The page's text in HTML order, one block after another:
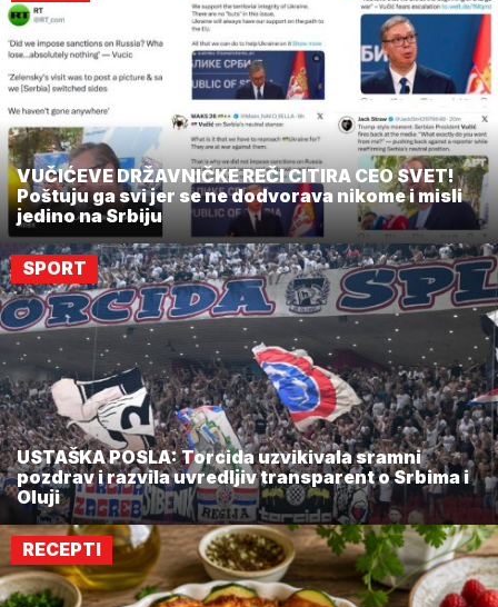
VUČIĆEVE DRŽAVNIČKE REČI CITIRA CEO SVET!
Poštuju ga svi jer se ne dodvorava nikome i misli
jedino na Srbiju
SPORT
USTAŠKA POSLA: Torcida uzvikivala sramni
pozdrav i razvila uvredljiv transparent o Srbima i
Oluji
RECEPTI